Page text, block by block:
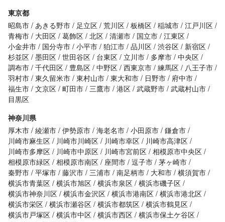
東京都
昭島市 あきる野市 足立区 荒川区 板橋区 稲城市 江戸川区
青梅市
大田区 葛飾区 北区 清瀬市 国立市 江東区
小金井市
国分寺市 小平市 狛江市 品川区 渋谷区
新宿区
杉並区 墨田区 世田谷区 台東区 立川市 多摩市 中央区
調布市 千代田区 豊島区 中野区 西東京市 練馬区
八王子市
羽村市 東久留米市 東村山市 東大和市 日野市
府中市
福生市 文京区 町田市 三鷹市 港区 武蔵野市 武蔵村山市
目黒区
神奈川県
厚木市 綾瀬市 伊勢原市 海老名市 小田原市 鎌倉市
川崎市麻生区
川崎市川崎区 川崎市幸区
川崎市高津区
川崎市多摩区
川崎市中原区 川崎市宮前区 相模原市中央区
相模原市緑区 相模原市南区 座間市 逗子市 茅ヶ崎市
秦野市 平塚市 藤沢市 三浦市 南足柄市 大和市 横須賀市
横浜市青葉区 横浜市旭区 横浜市泉区 横浜市磯子区
横浜市神奈川区 横浜市金沢区 横浜市港南区 横浜市港北区
横浜市栄区 横浜市瀬谷区 横浜市都筑区 横浜市鶴見区
横浜市戸塚区 横浜市中区 横浜市西区 横浜市保土ケ谷区